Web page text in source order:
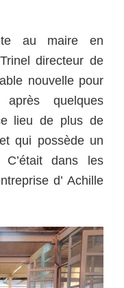
au maire en
directeur de
nouvelle pour
quelques
lieu de plus de
qui possède un
C’était dans les
d’ Achille